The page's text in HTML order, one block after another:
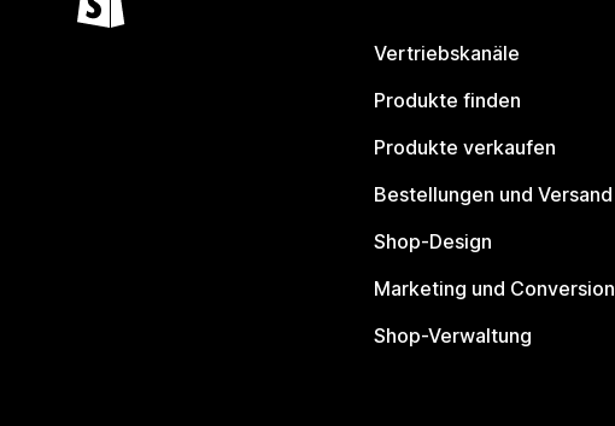
Vertriebskanäle
Produkte finden
Produkte verkaufen
Bestellungen und Versand
Shop-Design
Marketing und Conversion
Shop-Verwaltung